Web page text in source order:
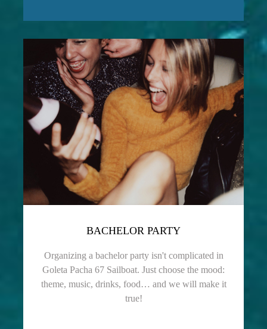
BACHELOR PARTY
Organizing a bachelor party isn't complicated in
Goleta Pacha 67 Sailboat. Just choose the mood:
theme, music, drinks, food… and we will make it
true!